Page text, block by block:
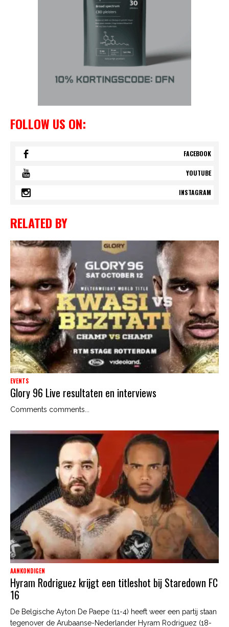
FOLLOW US ON:
FACEBOOK
YOUTUBE
INSTAGRAM
RELATED BY
EVENTS
Glory 96 Live resultaten en interviews
Comments comments...
AANKONDIGEN
Hyram Rodriguez krijgt een titleshot bij Staredown FC
16
De Belgische Ayton De Paepe (11-4) heeft weer een partij staan
tegenover de Arubaanse-Nederlander Hyram Rodriguez (18-